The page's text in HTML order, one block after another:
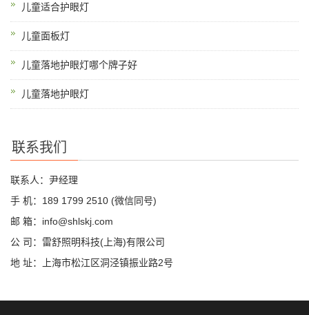
儿童适合护眼灯
儿童面板灯
儿童落地护眼灯哪个牌子好
儿童落地护眼灯
联系我们
联系人：尹经理
手 机：189 1799 2510 (微信同号)
邮 箱：info@shlskj.com
公 司：雷舒照明科技(上海)有限公司
地 址：上海市松江区洞泾镇振业路2号